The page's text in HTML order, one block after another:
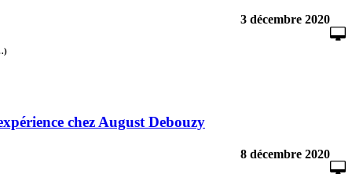
3 décembre 2020
chez August Debouzy
8 décembre 2020